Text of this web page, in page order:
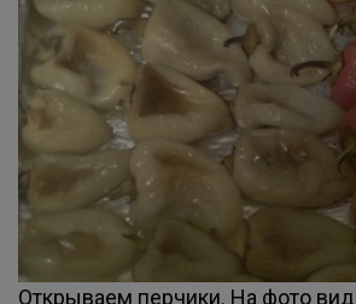
Открываем перчики. На фото